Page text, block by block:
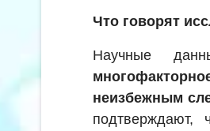
Что говорят
Научные
неизбежным
подтверждают,